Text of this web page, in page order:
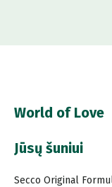
World of Love
Jūsų šuniui
Secco Original